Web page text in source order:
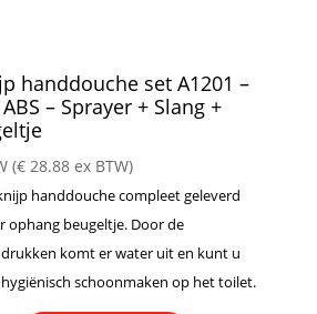
handdouche set A1201 –
– Sprayer + Slang +
(€28.88ex BTW)
handdouche compleet geleverd
ophang beugeltje. Door de
komt er water uit en kunt u
schoonmaken op het toilet.